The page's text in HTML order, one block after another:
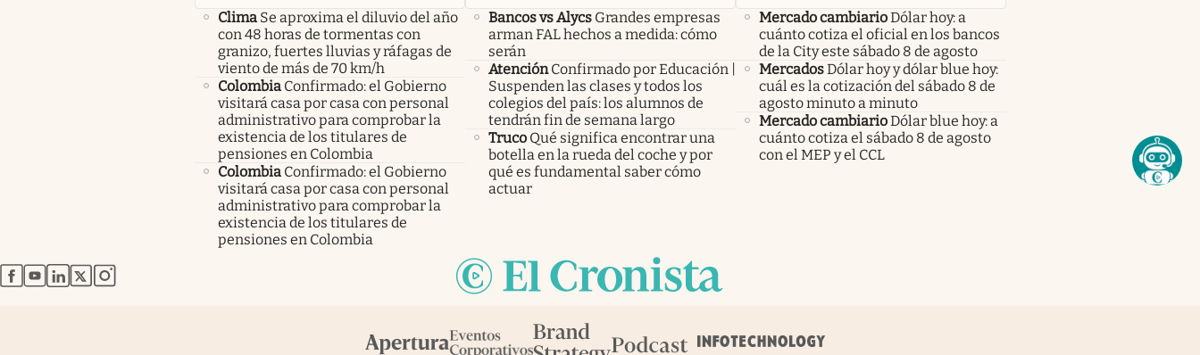
Clima Se aproxima el diluvio del año
con 48 horas de tormentas con
granizo, fuertes lluvias y ráfagas de
viento de más de 70 km/h
Colombia Confirmado: el Gobierno
visitará casa por casa con personal
administrativo para comprobar la
existencia de los titulares de
pensiones en Colombia
Colombia Confirmado: el Gobierno
visitará casa por casa con personal
administrativo para comprobar la
existencia de los titulares de
pensiones en Colombia
Bancos vs Alycs Grandes empresas
arman FAL hechos a medida: cómo
serán
Atención Confirmado por Educación |
Suspenden las clases y todos los
colegios del país: los alumnos de
tendrán fin de semana largo
Truco Qué significa encontrar una
botella en la rueda del coche y por
qué es fundamental saber cómo
actuar
Mercado cambiarioDólar hoy: a
cuánto cotiza el oficial en los bancos
de la City este sábado 8 de agosto
MercadosDólar hoy y dólar blue hoy:
cuál es la cotización del sábado 8 de
agosto minuto a minuto
Mercado cambiarioDólar blue hoy: a
cuánto cotiza el sábado 8 de agosto
con el MEP y el CCL
abre en nueva pestaña
abre en nueva pestaña
abre en nueva pestaña
abre en nueva pestaña
abre en nueva pestaña